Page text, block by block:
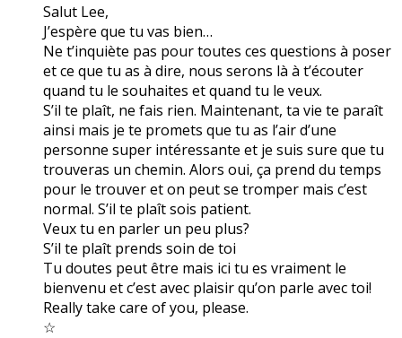
Salut Lee,
J’espère que tu vas bien…
Ne t’inquiète pas pour toutes ces questions à poser
et ce que tu as à dire, nous serons là à t’écouter
quand tu le souhaites et quand tu le veux.
S’il te plaît, ne fais rien. Maintenant, ta vie te paraît
ainsi mais je te promets que tu as l’air d’une
personne super intéressante et je suis sure que tu
trouveras un chemin. Alors oui, ça prend du temps
pour le trouver et on peut se tromper mais c’est
normal. S’il te plaît sois patient.
Veux tu en parler un peu plus?
S’il te plaît prends soin de toi
Tu doutes peut être mais ici tu es vraiment le
bienvenu et c’est avec plaisir qu’on parle avec toi!
Really take care of you, please.
☆